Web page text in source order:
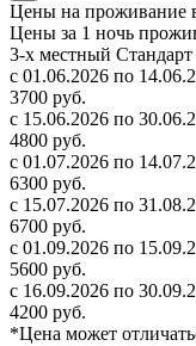
Цены на проживание
Цены за 1 ночь
3-х местный Стандарт
с 01.06.2026 по
3700 руб.
с 15.06.2026 по
4800 руб.
с 01.07.2026 по
6300 руб.
с 15.07.2026 по
6700 руб.
с 01.09.2026 по
5600 руб.
с 16.09.2026 по
4200 руб.
*Цена может